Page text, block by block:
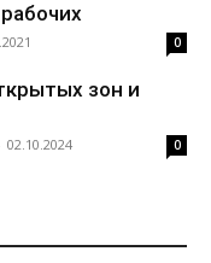
0
зон и
02.10.2024 0